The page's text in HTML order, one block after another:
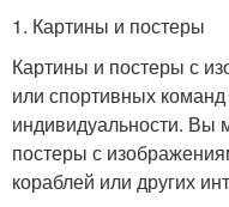
1. Картины и постеры
Картины и постеры с
или спортивных
индивидуальности. Вы
постеры с
кораблей или других